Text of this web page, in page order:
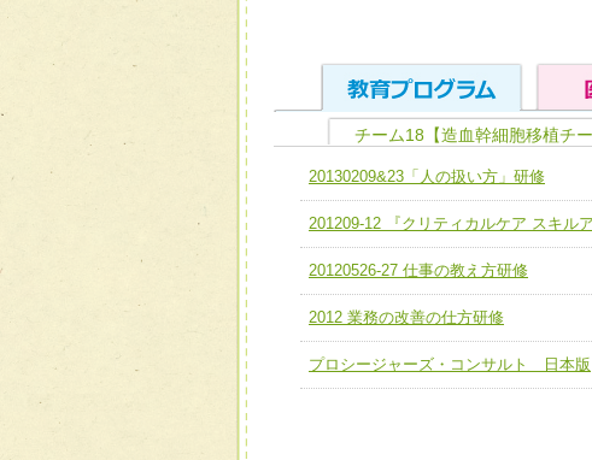
ユニット１ 医療人としての基礎能力
全人的医療を実践する医療人とし
ける
ユニット２ チーム医療構成力
必要に応じて柔軟に医療チームを
ユニット３ 多職種連携力
他職種の視点とスキルを学び、相
チーム01【病院内横断的問題解決
チーム02【地域医療連携推進によ
宅患者等支援チーム】
チーム03【癌患者服薬サポートチ
チーム04【口腔ケアチーム】
チーム18【造血幹細胞移植チ
20130209&23「人の扱い方」研修
201209-12 『クリティカルケア スキル
20120526-27 仕事の教え方研修
2012 業務の改善の仕方研修
プロシージャーズ・コンサルト 日本版